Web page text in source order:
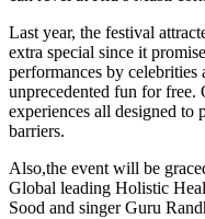
Last year, the festival
extra special since it
performances by celebrities
unprecedented fun for free.
experiences all designed to
barriers.
Also,the event will be
Global leading Holistic
Sood and singer Guru